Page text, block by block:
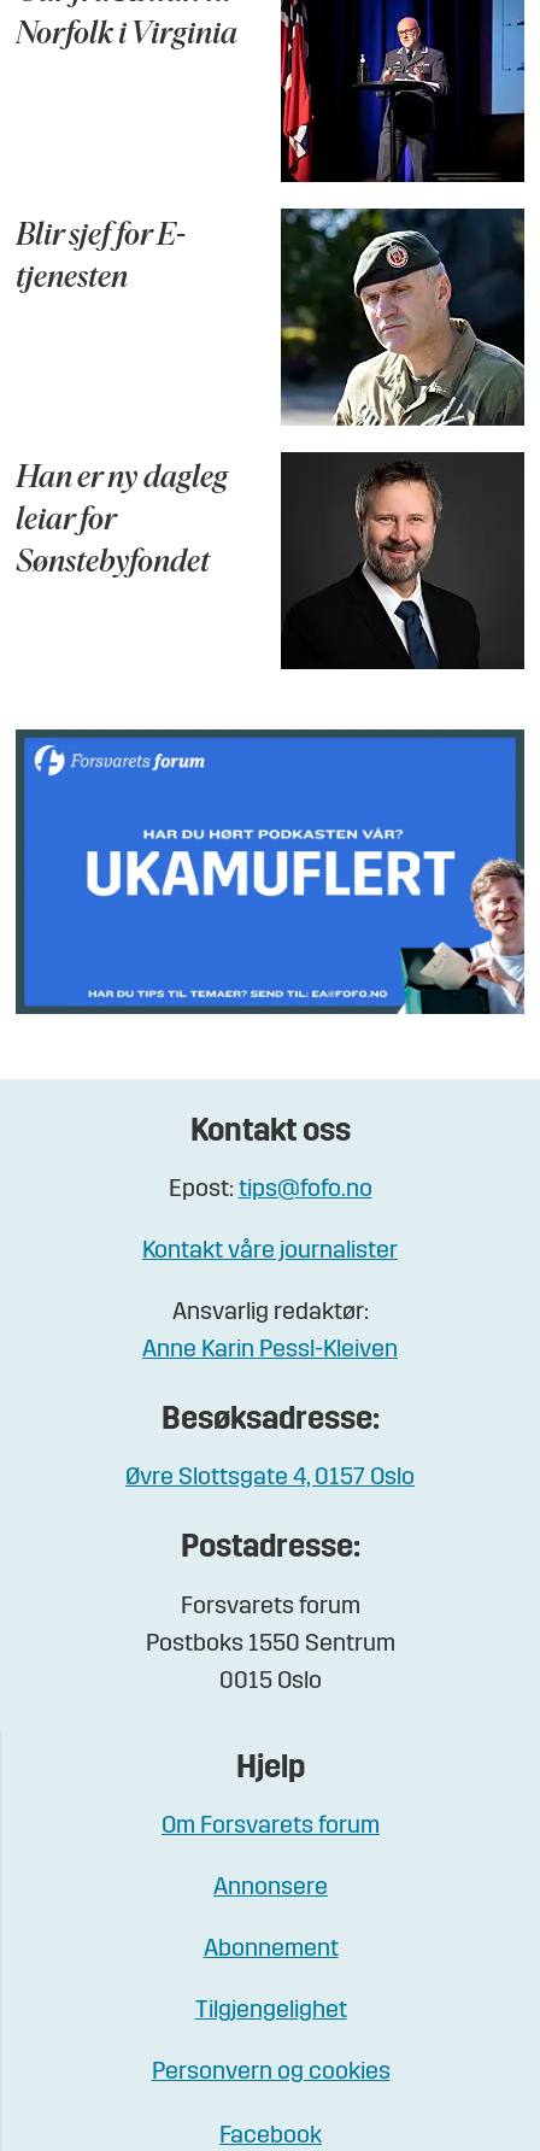
Norfolk i Virginia
Blir sjef for E-
tjenesten
Han er ny dagleg
leiar for
Sønstebyfondet
Kontakt oss
Epost: tips@fofo.no
Kontakt våre journalister
Ansvarlig redaktør:
Anne Karin Pessl-Kleiven
Besøksadresse:
Øvre Slottsgate 4, 0157 Oslo
Postadresse:
Forsvarets forum
Postboks 1550 Sentrum
0015 Oslo
Hjelp
Om Forsvarets forum
Annonsere
Abonnement
Tilgjengelighet
Personvern og cookies
Facebook